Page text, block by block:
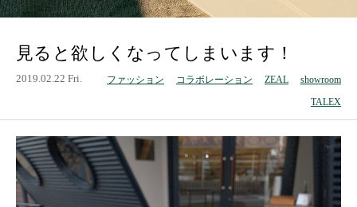
見ると欲しくなってしまいます！
2019.02.22 Fri. ファッション コラボレーション ZEAL
showroom
TALEX